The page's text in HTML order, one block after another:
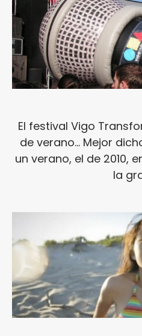
El festival Vigo
de verano… Mejor
un verano, el de 2010,
la